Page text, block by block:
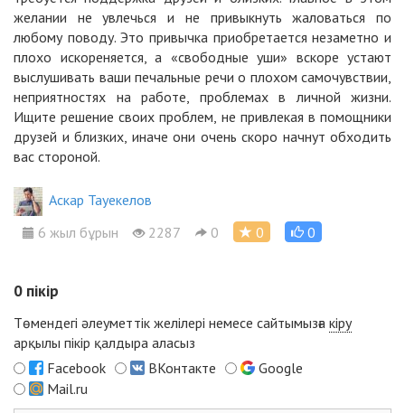
желании не увлечься и не привыкнуть жаловаться по
любому поводу. Это привычка приобретается незаметно и
плохо искореняется, а «свободные уши» вскоре устают
выслушивать ваши печальные речи о плохом самочувствии,
неприятностях на работе, проблемах в личной жизни.
Ищите решение своих проблем, не привлекая в помощники
друзей и близких, иначе они очень скоро начнут обходить
вас стороной.
Аскар Тауекелов
6 жыл бұрын
2287 0 0 0
0 пікір
Төмендегі әлеуметтік желілері немесе сайтымызға кіру
арқылы пікір қалдыра аласыз
Facebook
ВКонтакте
Google
Mail.ru